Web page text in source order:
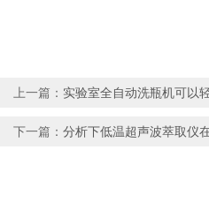
上一篇： 实验室全自动洗瓶机可以
下一篇： 分析下低温超声波萃取仪